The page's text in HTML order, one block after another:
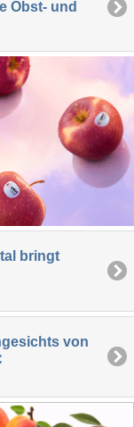
Obst- und
bringt
von